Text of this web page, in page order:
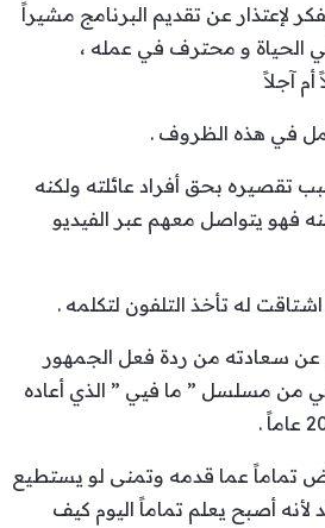
لإعتذار عن تقديم البرنامج مشيراً
الحياة و محترف في عمله ،
آجلاً
في هذه الظروف .
بحق أفراد عائلته ولكنه
فهو يتواصل معهم عبر الفيديو
عن سعادته من ردة فعل الجمهور
من مسلسل ” ما فيي ” الذي أعاده
تماماً عما قدمه وتمنى لو يستطيع
أصبح يعلم تماماً اليوم كيف